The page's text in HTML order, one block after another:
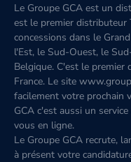
Le Groupe GCA est un
est le premier distributeur
concessions dans le
l'Est, le Sud-Ouest, le
Belgique. C'est le premier
France. Le site
facilement votre prochain
GCA c'est aussi un
vous en ligne.
Le Groupe GCA recrute,
à présent votre